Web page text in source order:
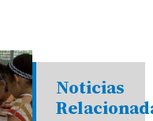
Noticias